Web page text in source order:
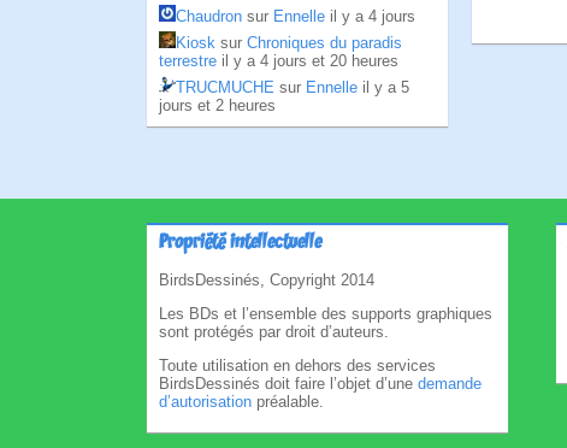
Chaudron sur Ennelle il y a 4 jours
Kiosk sur Chroniques du paradis
terrestre il y a 4 jours et 20 heures
TRUCMUCHE sur Ennelle il y a 5
jours et 2 heures
Propriété intellectuelle
BirdsDessinés, Copyright 2014
Les BDs et l’ensemble des supports graphiques
sont protégés par droit d’auteurs.
Toute utilisation en dehors des services
BirdsDessinés doit faire l’objet d’une demande
d’autorisation préalable.